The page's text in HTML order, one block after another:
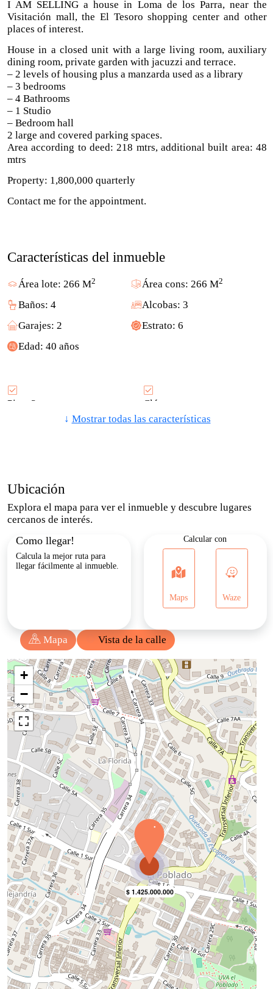
I AM SELLING a house in Loma de los Parra, near the
Visitación mall, the El Tesoro shopping center and other
places of interest.
House in a closed unit with a large living room, auxiliary
dining room, private garden with jacuzzi and terrace.
– 2 levels of housing plus a manzarda used as a library
– 3 bedrooms
– 4 Bathrooms
– 1 Studio
– Bedroom hall
2 large and covered parking spaces.
Area according to deed: 218 mtrs, additional built area: 48
mtrs
Property: 1,800,000 quarterly
Contact me for the appointment.
Características del inmueble
Área lote: 266 M2 Área cons: 266 M2
Baños: 4
Alcobas: 3
Garajes: 2
Estrato: 6
Edad: 40 años
Piso: 3 Clósets
Habitación Servicio
Área Social Circuito Cerrado De Tv
Trans. Público Cercano Zonas Verdes
Balcón Depósito
Terraza
Hall De Alcobas Comedor Auxiliar
Centros Comerciales Cochera / Garaje
Urbanización Cerrada Vivienda Multifamiliar
Calentador Unifamiliar
Jacuzzi Vigilancia
Baño En Habitación
Principal
Gas Domiciliario
Zona De Lavandería Acceso Pavimentado
Cerca Zona Urbana Colegios / Universidades
Zona Residencial Zona Campestre
↓ Mostrar todas las características
Ubicación
Explora el mapa para ver el inmueble y descubre lugares
cercanos de interés.
Como llegar!
Calcula la mejor ruta para
llegar fácilmente al inmueble.
Calcular con
Maps Waze
Mapa Vista de la calle